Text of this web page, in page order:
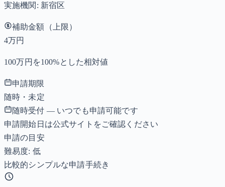
実施機関: 新宿区
補助金額（上限）
4万円
100万円を100%とした相対値
申請期限
随時・未定
随時受付 — いつでも申請可能です
申請開始日は公式サイトをご確認ください
申請の目安
難易度: 低
比較的シンプルな申請手続き